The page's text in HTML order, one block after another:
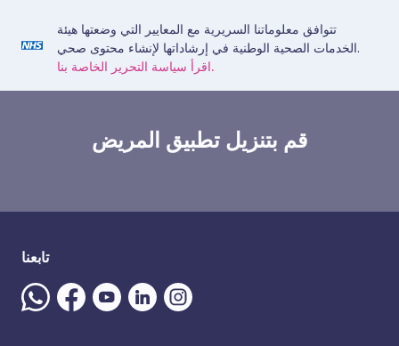
تتوافق معلوماتنا السريرية مع المعايير التي وضعتها هيئة
الخدمات الصحية الوطنية في إرشاداتها لإنشاء محتوى صحي.
اقرأ سياسة التحرير الخاصة بنا.
قم بتنزيل تطبيق المريض
تابعنا